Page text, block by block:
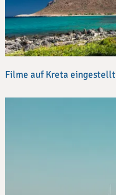
Filme auf Kreta eingestellt